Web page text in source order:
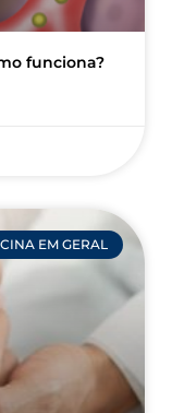
funciona?
EM GERAL